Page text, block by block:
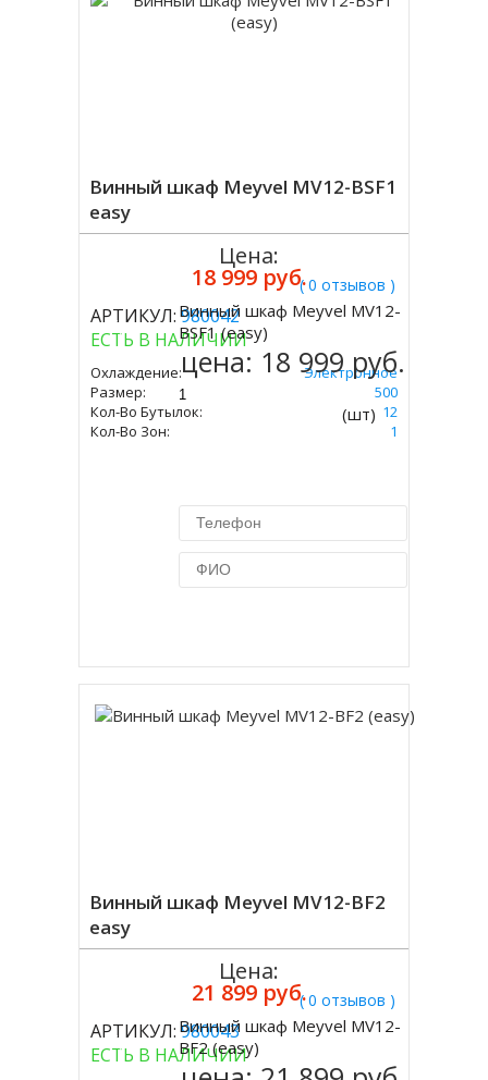
Винный шкаф Meyvel MV12-BSF1
easy
( 0 отзывов )
АРТИКУЛ:980042
ЕСТЬ В НАЛИЧИИ
Охлаждение:
Электронное
Размер:
475 Х 340 Х 500
Кол-Во Бутылок:
12
Кол-Во Зон:
1
Цена:
18 999 руб.
Купить
Винный шкаф Meyvel MV12-
BSF1 (easy)
цена: 18 999 руб.
(шт)
Винный шкаф Meyvel MV12-BF2
easy
( 0 отзывов )
АРТИКУЛ:980043
ЕСТЬ В НАЛИЧИИ
Цена:
21 899 руб.
Купить
Винный шкаф Meyvel MV12-
BF2 (easy)